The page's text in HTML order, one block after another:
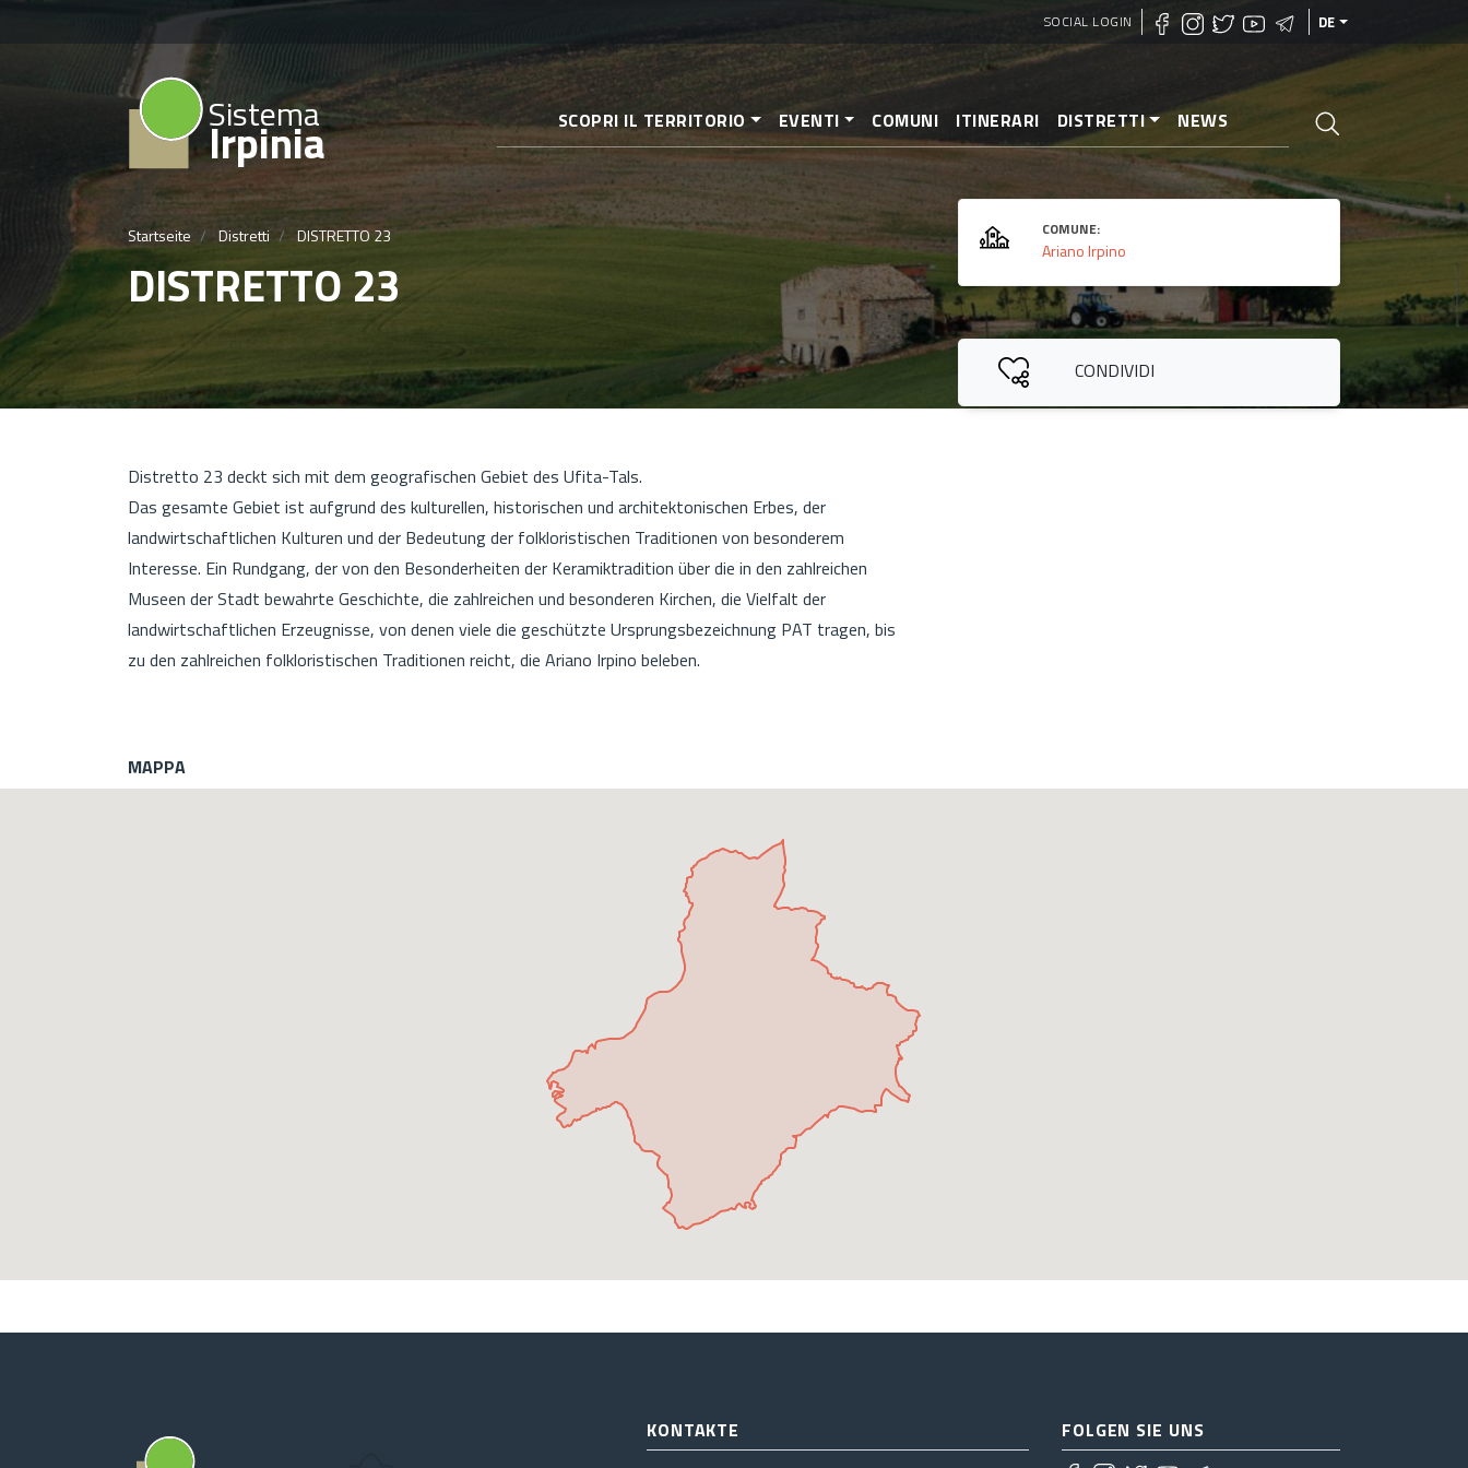
zum
Inhalt
SOCIAL LOGIN DE
Sistema
Irpinia SCOPRI IL TERRITORIO EVENTI COMUNI ITINERARI DISTRETTI NEWS
Startseite Distretti DISTRETTO 23
DISTRETTO 23
Distretto 23 deckt sich mit dem geografischen Gebiet des Ufita-Tals.
Das gesamte Gebiet ist aufgrund des kulturellen, historischen und architektonischen Erbes, der
landwirtschaftlichen Kulturen und der Bedeutung der folkloristischen Traditionen von besonderem
Interesse. Ein Rundgang, der von den Besonderheiten der Keramiktradition über die in den zahlreichen
Museen der Stadt bewahrte Geschichte, die zahlreichen und besonderen Kirchen, die Vielfalt der
landwirtschaftlichen Erzeugnisse, von denen viele die geschützte Ursprungsbezeichnung PAT tragen, bis
zu den zahlreichen folkloristischen Traditionen reicht, die Ariano Irpino beleben.
COMUNE:
Ariano Irpino
CONDIVIDI
MAPPA
KONTAKTE
FOLGEN SIE UNS